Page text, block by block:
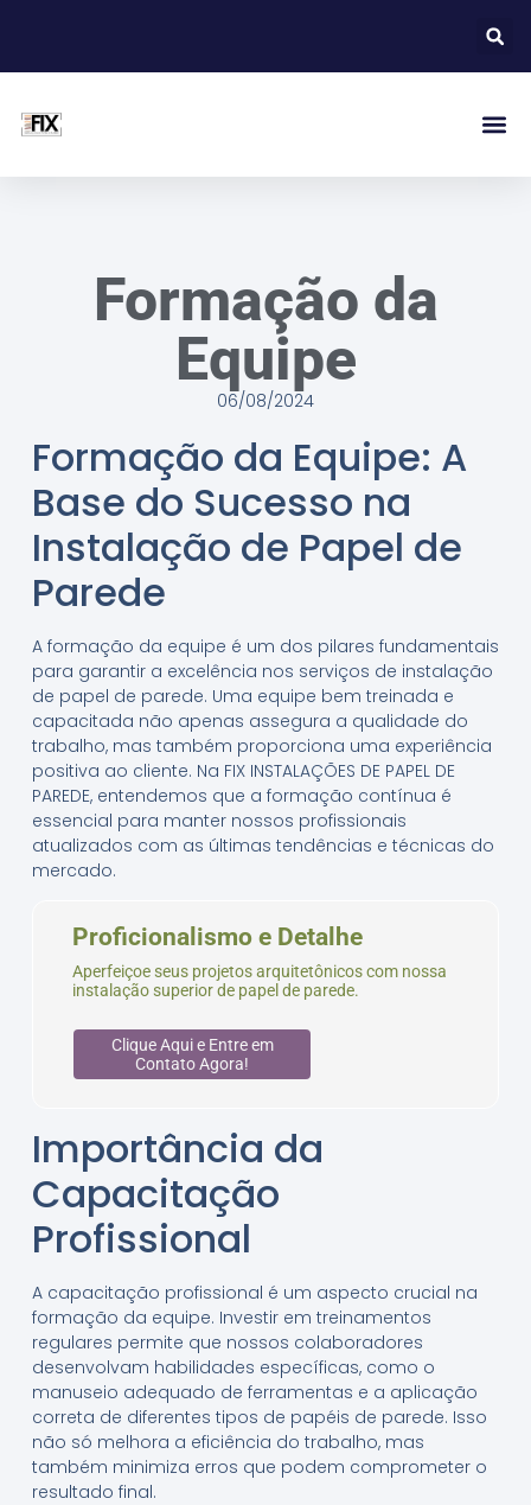
Formação da
Equipe
06/08/2024
Formação da Equipe: A
Base do Sucesso na
Instalação de Papel de
Parede
A formação da equipe é um dos pilares fundamentais
para garantir a excelência nos serviços de instalação
de papel de parede. Uma equipe bem treinada e
capacitada não apenas assegura a qualidade do
trabalho, mas também proporciona uma experiência
positiva ao cliente. Na FIX INSTALAÇÕES DE PAPEL DE
PAREDE, entendemos que a formação contínua é
essencial para manter nossos profissionais
atualizados com as últimas tendências e técnicas do
mercado.
Proficionalismo e Detalhe
Aperfeiçoe seus projetos arquitetônicos com nossa
instalação superior de papel de parede.
Clique Aqui e Entre em
Contato Agora!
Importância da
Capacitação
Profissional
A capacitação profissional é um aspecto crucial na
formação da equipe. Investir em treinamentos
regulares permite que nossos colaboradores
desenvolvam habilidades específicas, como o
manuseio adequado de ferramentas e a aplicação
correta de diferentes tipos de papéis de parede. Isso
não só melhora a eficiência do trabalho, mas
também minimiza erros que podem comprometer o
resultado final.